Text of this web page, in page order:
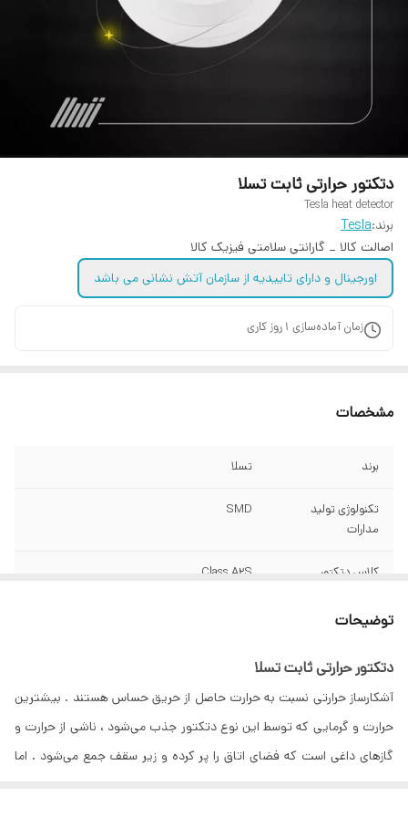
دتکتور حرارتی ثابت تسلا
Tesla heat detector
برند:Tesla
اصالت کالا _ گارانتی سلامتی فیزیک کالا
اورجینال و دارای تاییدیه از سازمان آتش نشانی می باشد
زمان آماده‌سازی 1 روز کاری
مشخصات
برند تسلا
تکنولوژی تولید
مدارات
SMD
کلاس دتکتور Class A2S
ولتاژ ورودی
جریان حالت
استندبای
جریان حالت آلارم
دمای آلارم 58°C
توضیحات
دتکتور حرارتی ثابت تسلا
آشکارساز حرارتی نسبت به حرارت حاصل از حریق حساس هستند . بیشترین
حرارت و گرمایی که توسط این نوع دتکتور جذب می‌شود ، ناشی از حرارت و
گازهای داغی است که فضای اتاق را پر کرده و زیر سقف جمع می‌شود . اما